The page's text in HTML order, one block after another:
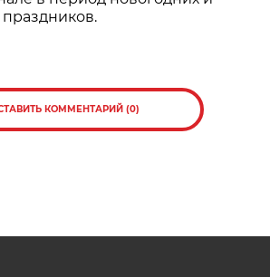
КОММЕНТАРИЙ (0)